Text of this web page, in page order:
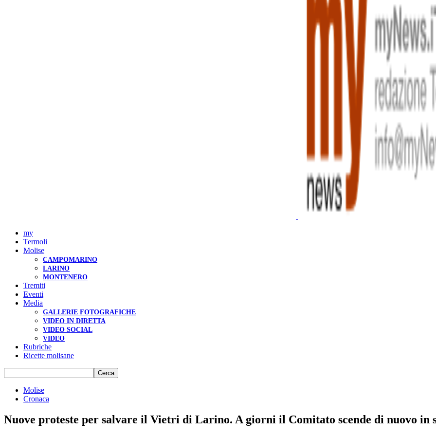
my
Termoli
Molise
CAMPOMARINO
LARINO
MONTENERO
Tremiti
Eventi
Media
GALLERIE FOTOGRAFICHE
VIDEO IN DIRETTA
VIDEO SOCIAL
VIDEO
Rubriche
Ricette molisane
Molise
Cronaca
Nuove proteste per salvare il Vietri di Larino. A giorni il Comitato scende di nuovo in